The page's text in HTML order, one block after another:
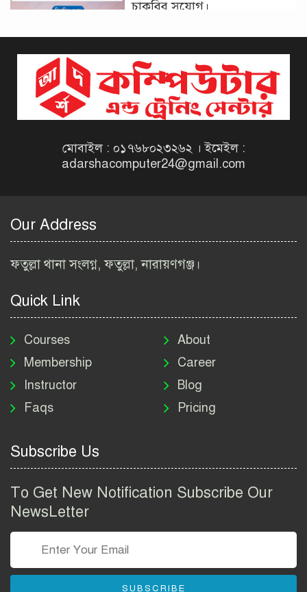
চাকরির সুযোগ।
বিজ্ঞপ্তি ২০২৬ | Taxes Zone
Dinajpur Job Circular 2026
বেসরকারি সংস্থা সেতু (SETU)
Job Circular 2026
২০২৬ | BIWTA Job Circular
নিয়োগ বিজ্ঞপ্তি ২০২৬ | DNC
Job Circular 2026
পাসপোর্ট করতে কি কি লাগে
২০২৬ | ই-পাসপোর্ট আবেদন ও
Group Job Circular 2026
তথ্য অধিদপ্তর নিয়োগ বিজ্ঞপ্তি
মোবাইল : ০১৭৬৮০২৩২৬২ । ইমেইল :
adarshacomputer24@gmail.com
Our Address
ফতুল্লা থানা সংলগ্ন, ফতুল্লা, নারায়ণগঞ্জ।
Quick Link
Courses
Membership
Instructor
Faqs
About
Career
Blog
Pricing
Subscribe Us
To Get New Notification Subscribe Our
NewsLetter
SUBSCRIBE